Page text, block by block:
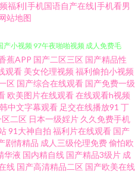
福利|手机国语自产在线|手机看男
站地图
机电影网 国产视频h 久久国产机热 男
小视频 97午夜啪啪视频 成人免费毛
区 免费看片操 午夜免费福利院 91n首
产 影音先锋女人成人 俺去啦AV官方
蕉APP 国产二区三区 国产精品性
观看 美女伦理视频 福利偷拍小视频
区 国产综合在线观看 国产免费一级
欧美图片在线观看在线观看h视频
中文字幕观看 足交在线播放91 丁
二区 日本一级婬片 久久免费手机
91大神自拍 福利片在线观看 国产
剧情精品 成人三级伦理免费偷怕欧
华液 国内精自线 国产精品3级片 成
线 国产高清精品二区 国产欧美在线